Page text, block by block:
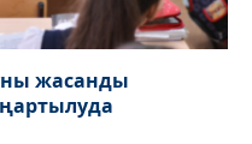
жасанды